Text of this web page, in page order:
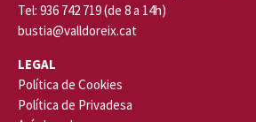
Tel: 936 742 719 (de 8 a 14h)
bustia@valldoreix.cat
LEGAL
Política de Cookies
Política de Privadesa